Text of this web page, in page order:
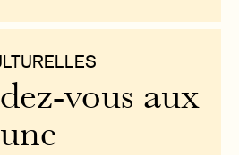
vous aux